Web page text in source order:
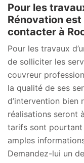
Pour les
Rénovation
contacter à
Pour les travaux
de solliciter les
couvreur
la qualité de ses
d’intervention bien
réalisations seront
tarifs sont pourtant
amples
Demandez-lui un